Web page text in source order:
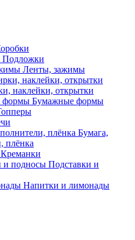
Подложки
Ленты, зажимы
наклейки, открытки
Бумажные формы
Бумага,
плёнка
Креманки
Подставки и
Напитки и лимонады